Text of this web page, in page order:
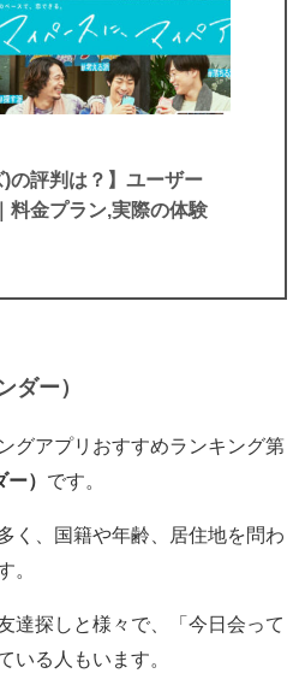
)の評判は？】ユーザー
料金プラン,実際の体験
ダー）
グアプリおすすめランキング第
） です。
く、国籍や年齢、居住地を問わ
。
達探しと様々で、「今日会って
いる人もいます。